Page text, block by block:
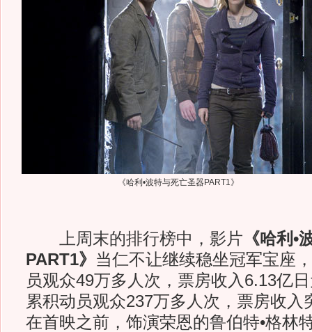
《哈利•波特与死亡圣器PART1》
上周末的排行榜中，影片 《哈利•
PART1》 当仁不让继续稳坐冠军宝座
员观众49万多人次，票房收入6.13亿
累积动员观众237万多人次，票房收入
在首映之前，饰演荣恩的鲁伯特•格林